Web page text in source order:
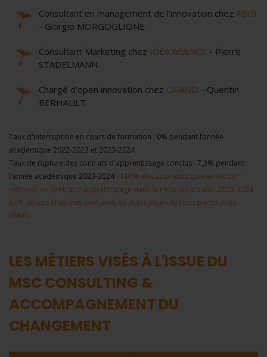
Consultant en management de l'innovation chez ABGI
- Giorgio MORGOGLIONE
Consultant Marketing chez IDEA AGENCY - Pierre
STADELMANN
Chargé d'open innovation chez ORANO - Quentin
BERHAULT
Taux d'interruption en cours de formation : 0% pendant l’année
académique 2022-2023 et 2023-2024
Taux de rupture des contrats d'apprentissage conclus : 7,3% pendant
l’année académique 2023-2024 - 100% des apprentis concernés ont
retrouvé un contrat d'apprentissage dans le mois qui a suivi - 2023-2024
83% de nos étudiants sont ainsi en alternance chez des partenaires
d’IRIIG
LES MÉTIERS VISÉS À L'ISSUE DU
MSC CONSULTING &
ACCOMPAGNEMENT DU
CHANGEMENT